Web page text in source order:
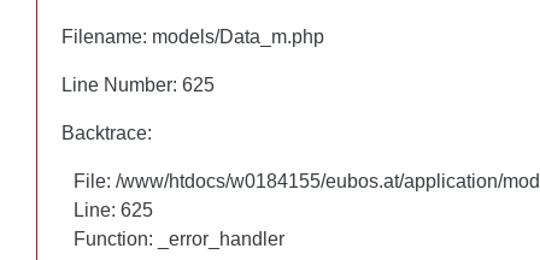
Filename: models/Data_m.php
Line Number: 625
Backtrace:
File: /www/htdocs/w0184155/eubos.at/application/
Line: 625
Function: _error_handler
Filename: models/Data_m.php
Line Number: 625
Backtrace:
File: /www/htdocs/w0184155/eubos.at/application/
Line: 625
Function: _error_handler